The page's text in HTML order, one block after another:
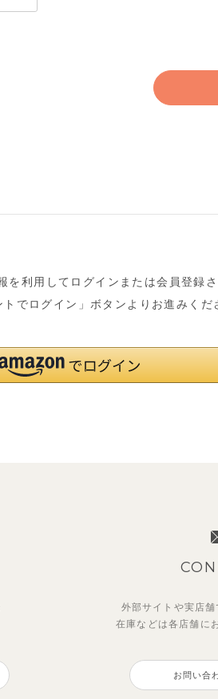
利用してログインまたは会員登録さ
でログイン」ボタンよりお進みくだ
外部サイトや実店
在庫などは各店舗に
お問い合